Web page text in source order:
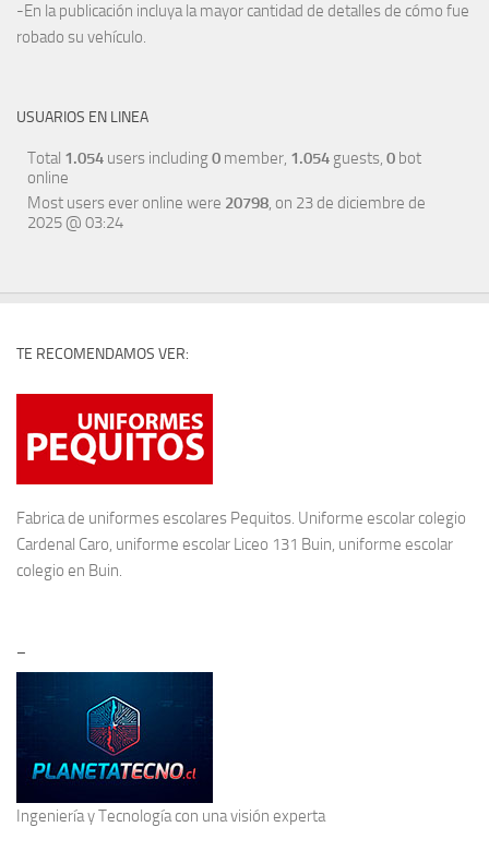
-En la publicación incluya la mayor cantidad de detalles de cómo fue
robado su vehículo.
USUARIOS EN LINEA
Total 1.054 users including0 member, 1.054 guests, 0 bot
online
Most users ever online were 20798, on 23 de diciembre de
2025 @ 03:24
TE RECOMENDAMOS VER:
Fabrica de uniformes escolares Pequitos. Uniforme escolar colegio
Cardenal Caro, uniforme escolar Liceo 131 Buin, uniforme escolar
colegio en Buin.
–
Ingeniería y Tecnologíacon una visión experta